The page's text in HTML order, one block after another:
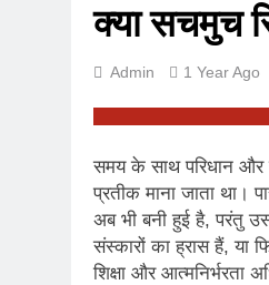
क्या सचमुच
Admin 1 Year Ago
समय के साथ परिधान और
प्रतीक माना जाता था।
अब भी बनी हुई है, परंतु
संस्कारों का ह्रास हैं, या
शिक्षा और आत्मनिर्भरता